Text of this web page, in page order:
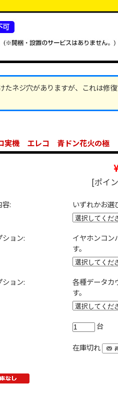
ネジ穴がありますが、これは修
実機 エレコ 青ドン花火の極
[ポイ
: いずれかお選
ション:
イヤホンコン
す。
ション:
各種データカ
す。
台
在庫切れ